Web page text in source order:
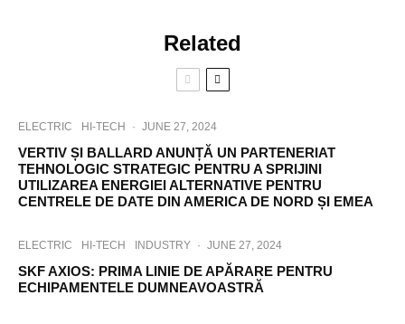
Related
ELECTRIC HI-TECH · JUNE 27, 2024
VERTIV ȘI BALLARD ANUNȚĂ UN PARTENERIAT
TEHNOLOGIC STRATEGIC PENTRU A SPRIJINI
UTILIZAREA ENERGIEI ALTERNATIVE PENTRU
CENTRELE DE DATE DIN AMERICA DE NORD ȘI EMEA
ELECTRIC HI-TECH INDUSTRY · JUNE 27, 2024
SKF AXIOS: PRIMA LINIE DE APĂRARE PENTRU
ECHIPAMENTELE DUMNEAVOASTRĂ